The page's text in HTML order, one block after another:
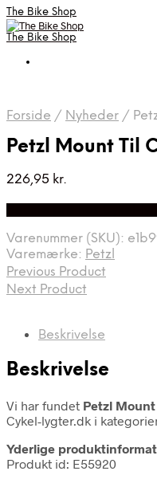
The Bike Shop
The Bike Shop
Forside / Nyheder /
Petzl Mount Til
226,95 kr.
Varenummer (SKU):
Varemærke: Petzl
Previous Product
Next Product
Beskrivelse
Beskrivelse
Vi har fundet Petzl
Cykel-lygter.dk i
Yderlige
Produkt id: E55920